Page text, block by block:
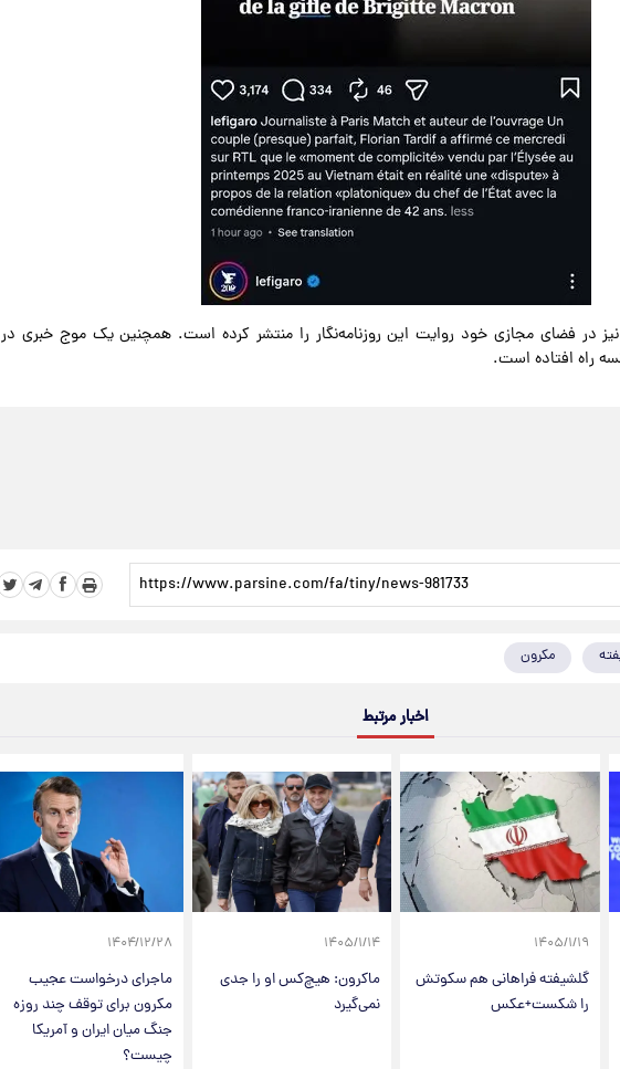
نیز در فضای مجازی خود روایت این روزنامه‌نگار را منتشر کرده است. همچنین یک موج خبری در
راه افتاده است.
مکرون
اخبار مرتبط
۱۴۰۵/۱/۱۹
گلشیفته فراهانی هم سکوتش
را شکست+عکس
۱۴۰۵/۱/۱۴
ماکرون: هیچ‌کس او را جدی
نمی‌گیرد
۱۴۰۴/۱۲/۲۸
ماجرای درخواست عجیب
مکرون برای توقف چند روزه
جنگ میان ایران و آمریکا
چیست؟